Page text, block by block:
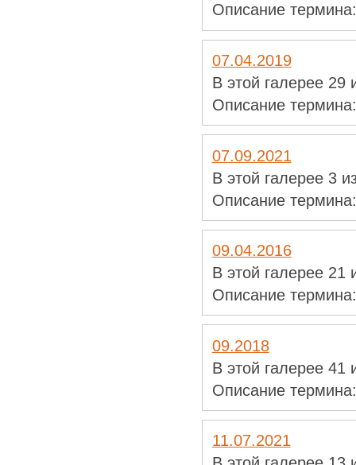
Описание термина:
07.04.2019
В этой галерее 29
Описание термина:
07.09.2021
В этой галерее 3
Описание термина:
09.04.2016
В этой галерее 21
Описание термина:
09.2018
В этой галерее 41
Описание термина:
11.07.2021